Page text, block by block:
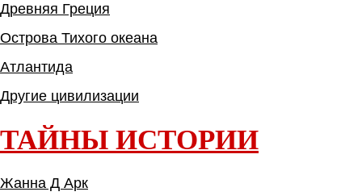
Древняя Греция
Острова Тихого океана
Атлантида
Другие цивилизации
ТАЙНЫ ИСТОРИИ
Жанна Д Арк